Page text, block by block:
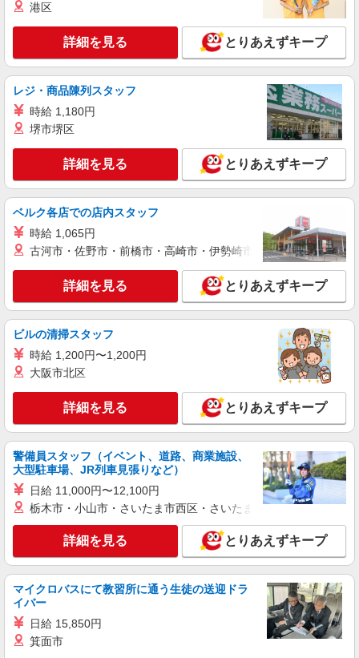
港区
詳細を見る とりあえずキープ
レジ・商品陳列スタッフ
時給 1,180円
堺市堺区
詳細を見る とりあえずキープ
ベルク各店での店内スタッフ
時給 1,065円
古河市・佐野市・前橋市・高崎市・伊勢崎市・太田市・館林市
詳細を見る とりあえずキープ
ビルの清掃スタッフ
時給 1,200円〜1,200円
大阪市北区
詳細を見る とりあえずキープ
警備員スタッフ（イベント、道路、商業施設、
大型駐車場、JR列車見張りなど）
日給 11,000円〜12,100円
栃木市・小山市・さいたま市西区・さいたま市岩槻区・久喜市・
詳細を見る とりあえずキープ
マイクロバスにて教習所に通う生徒の送迎ドラ
イバー
日給 15,850円
箕面市